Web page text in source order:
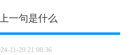
一句是什么
11-20 21:08:36